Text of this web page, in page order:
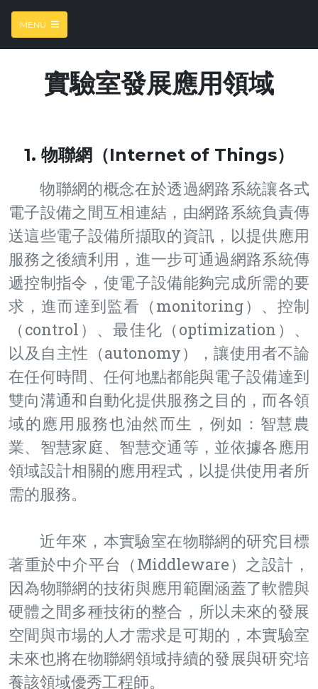
MENU
實驗室發展應用領域
1. 物聯網（Internet of Things）
物聯網的概念在於透過網路系統讓各式
電子設備之間互相連結，由網路系統負責傳
送這些電子設備所擷取的資訊，以提供應用
服務之後續利用，進一步可通過網路系統傳
遞控制指令，使電子設備能夠完成所需的要
求，進而達到監看（monitoring）、控制
（control）、最佳化（optimization）、
以及自主性（autonomy），讓使用者不論
在任何時間、任何地點都能與電子設備達到
雙向溝通和自動化提供服務之目的，而各領
域的應用服務也油然而生，例如：智慧農
業、智慧家庭、智慧交通等，並依據各應用
領域設計相關的應用程式，以提供使用者所
需的服務。
近年來，本實驗室在物聯網的研究目標
著重於中介平台（Middleware）之設計，
因為物聯網的技術與應用範圍涵蓋了軟體與
硬體之間多種技術的整合，所以未來的發展
空間與市場的人才需求是可期的，本實驗室
未來也將在物聯網領域持續的發展與研究培
養該領域優秀工程師。